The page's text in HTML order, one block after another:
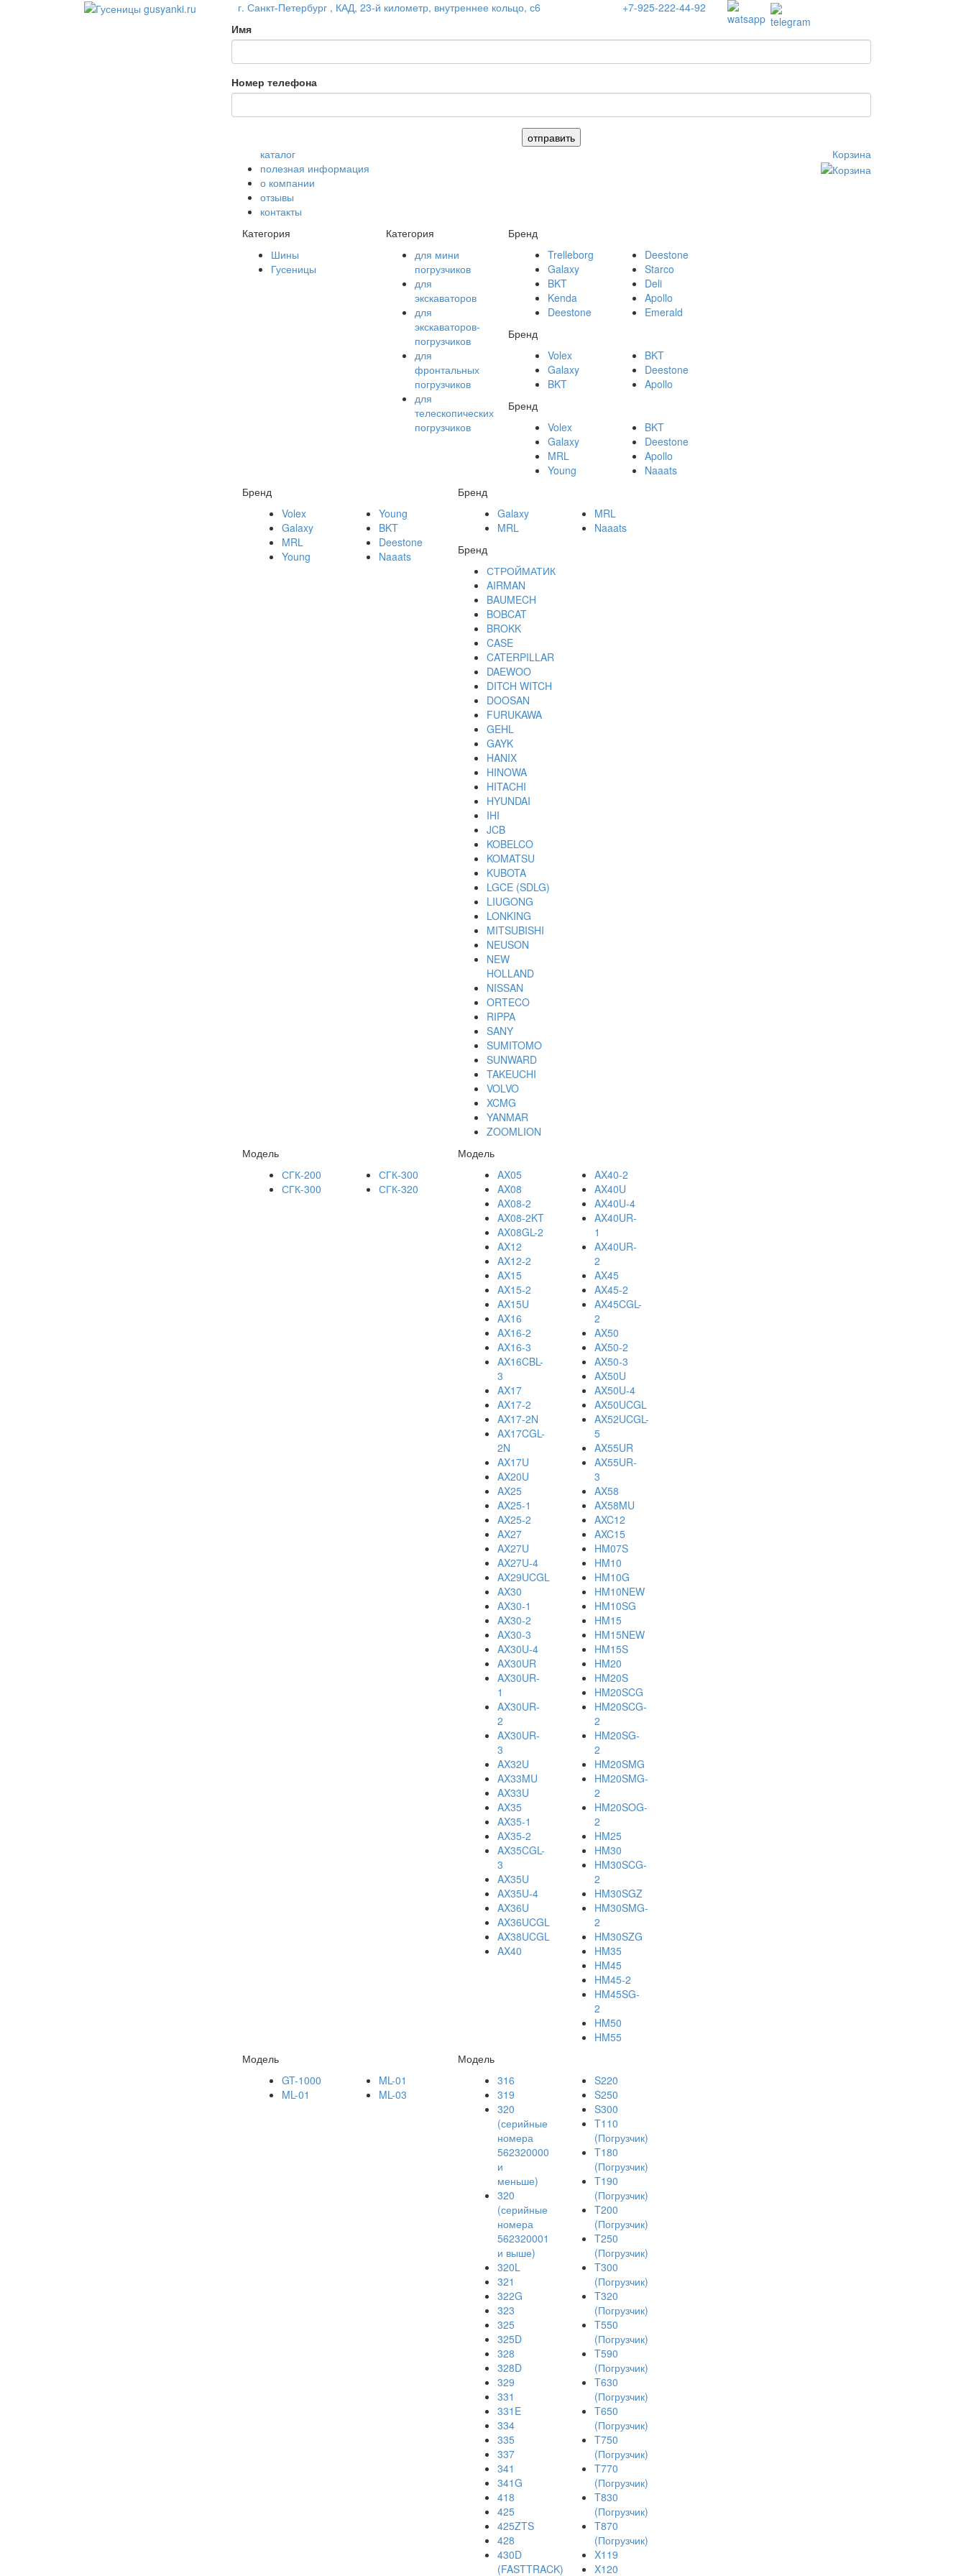
г. Санкт-Петербург , КАД, 23-й километр, внутреннее кольцо, с6
+7-925-222-44-92
Имя
Номер телефона
каталог
полезная информация
о компании
отзывы
контакты
Категория
Шины
Гусеницы
Категория
для мини
погрузчиков
для
экскаваторов
для
экскаваторов-
погрузчиков
для
фронтальных
погрузчиков
для
телескопических
погрузчиков
Бренд
Trelleborg
Galaxy
BKT
Kenda
Deestone
Deestone
Starco
Deli
Apollo
Emerald
Бренд
Volex
Galaxy
BKT
BKT
Deestone
Apollo
Бренд
Volex
Galaxy
MRL
Young
BKT
Deestone
Apollo
Naaats
Бренд
Volex
Galaxy
MRL
Young
Young
BKT
Deestone
Naaats
Бренд
Galaxy
MRL
MRL
Naaats
Бренд
СТРОЙМАТИК
AIRMAN
BAUMECH
BOBCAT
BROKK
CASE
CATERPILLAR
DAEWOO
DITCH WITCH
DOOSAN
FURUKAWA
GEHL
GAYK
HANIX
HINOWA
HITACHI
HYUNDAI
IHI
JCB
KOBELCO
KOMATSU
KUBOTA
LGCE (SDLG)
LIUGONG
LONKING
MITSUBISHI
NEUSON
NEW
HOLLAND
NISSAN
ORTECO
RIPPA
SANY
SUMITOMO
SUNWARD
TAKEUCHI
VOLVO
XCMG
YANMAR
ZOOMLION
Модель
СГК-200
СГК-300
СГК-300
СГК-320
Модель
AX05
AX08
AX08-2
AX08-2KT
AX08GL-2
AX12
AX12-2
AX15
AX15-2
AX15U
AX16
AX16-2
AX16-3
AX16CBL-
3
AX17
AX17-2
AX17-2N
AX17CGL-
2N
AX17U
AX20U
AX25
AX25-1
AX25-2
AX27
AX27U
AX27U-4
AX29UCGL
AX30
AX30-1
AX30-2
AX30-3
AX30U-4
AX30UR
AX30UR-
1
AX30UR-
2
AX30UR-
3
AX32U
AX33MU
AX33U
AX35
AX35-1
AX35-2
AX35CGL-
3
AX35U
AX35U-4
AX36U
AX36UCGL
AX38UCGL
AX40
AX40-2
AX40U
AX40U-4
AX40UR-
1
AX40UR-
2
AX45
AX45-2
AX45CGL-
2
AX50
AX50-2
AX50-3
AX50U
AX50U-4
AX50UCGL
AX52UCGL-
5
AX55UR
AX55UR-
3
AX58
AX58MU
AXC12
AXC15
HM07S
HM10
HM10G
HM10NEW
HM10SG
HM15
HM15NEW
HM15S
HM20
HM20S
HM20SCG
HM20SCG-
2
HM20SG-
2
HM20SMG
HM20SMG-
2
HM20SOG-
2
HM25
HM30
HM30SCG-
2
HM30SGZ
HM30SMG-
2
HM30SZG
HM35
HM45
HM45-2
HM45SG-
2
HM50
HM55
Модель
GT-1000
ML-01
ML-01
ML-03
Модель
316
319
320
(серийные
номера
562320000
и
меньше)
320
(серийные
номера
562320001
и выше)
320L
321
322G
323
325
325D
328
328D
329
331
331E
334
335
337
341
341G
418
425
425ZTS
428
430D
(FASTTRACK)
S220
S250
S300
T110
(Погрузчик)
T180
(Погрузчик)
T190
(Погрузчик)
T200
(Погрузчик)
T250
(Погрузчик)
T300
(Погрузчик)
T320
(Погрузчик)
T550
(Погрузчик)
T590
(Погрузчик)
T630
(Погрузчик)
T650
(Погрузчик)
T750
(Погрузчик)
T770
(Погрузчик)
T830
(Погрузчик)
T870
(Погрузчик)
X119
X120
Корзина